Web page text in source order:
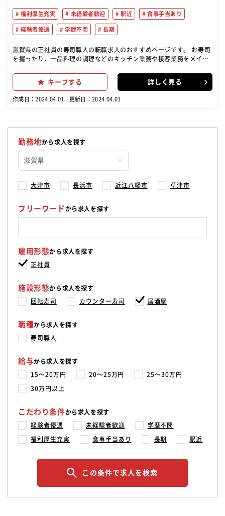
福利厚生充実 未経験者歓迎 駅近 食事手当あり
経験者優遇 学歴不問 長期
滋賀県の正社員の寿司職人の転職求人のおすすめページです。 お寿司
を握ったり、一品料理の調理などのキッチン業務や接客業務をメイン
となります。
キープする 詳しく見る
作成日：2024.04.01 更新日：2024.04.01
勤務地から求人を探す
大津市 長浜市 近江八幡市 草津市
フリーワードから求人を探す
雇用形態から求人を探す
正社員
施設形態から求人を探す
回転寿司 カウンター寿司 居酒屋
職種から求人を探す
寿司職人
給与から求人を探す
15〜20万円 20〜25万円 25〜30万円
30万円以上
こだわり条件から求人を探す
経験者優遇 未経験者歓迎 学歴不問
福利厚生充実 食事手当あり 長期 駅近
この条件で求人を検索